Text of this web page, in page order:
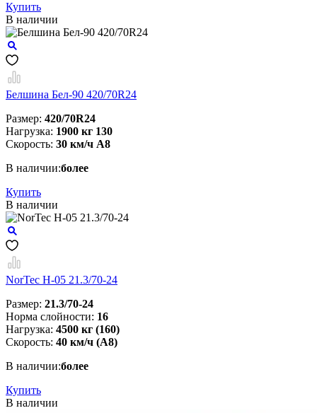
Купить
В наличии
Белшина Бел-90 420/70R24
Размер: 420/70R24
Нагрузка: 1900 кг 130
Скорость: 30 км/ч А8
В наличии:более
Купить
В наличии
NorTec H-05 21.3/70-24
Размер: 21.3/70-24
Норма слойности: 16
Нагрузка: 4500 кг (160)
Скорость: 40 км/ч (А8)
В наличии:более
Купить
В наличии